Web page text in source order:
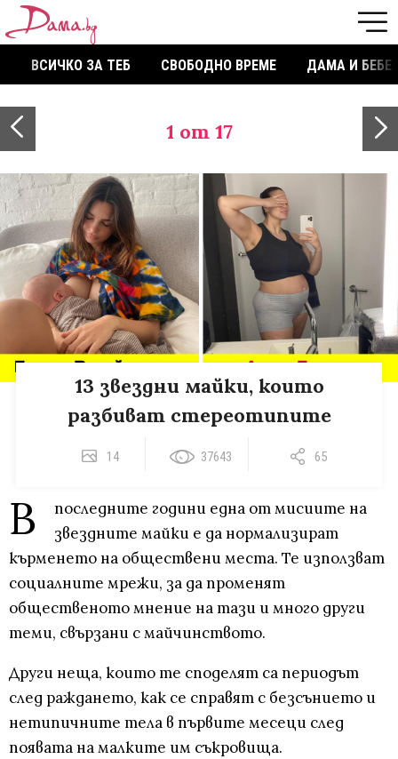
ВСИЧКО ЗА ТЕБ СВОБОДНО ВРЕМЕ ДАМА И БЕБЕ
1 от 17
13 звездни майки, които
разбиват стереотипите
14 37643 65
В
последните години една от мисиите на
звездните майки е да нормализират
кърменето на обществени места. Те използват
социалните мрежи, за да променят
общественото мнение на тази и много други
теми, свързани с майчинството.
Други неща, които те споделят са периодът
след раждането, как се справят с безсънието и
нетипичните тела в първите месеци след
появата на малките им съкровища.